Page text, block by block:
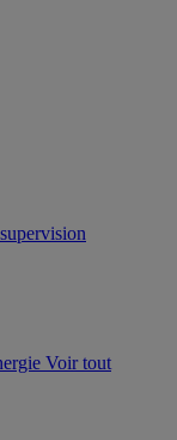
Voir tout